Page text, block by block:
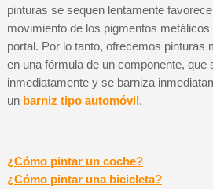
pinturas se sequen lentamente
movimiento de los pigmentos metálicos
portal. Por lo tanto, ofrecemos pinturas
en una fórmula de un componente, que
inmediatamente y se barniza
un barniz tipo automóvil.
¿Cómo pintar un coche?
¿Cómo pintar una bicicleta?